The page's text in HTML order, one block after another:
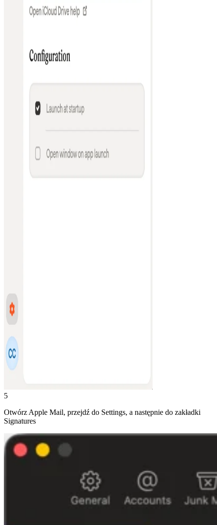
5
Otwórz Apple Mail, przejdź do Settings, a następnie do zakładki
Signatures